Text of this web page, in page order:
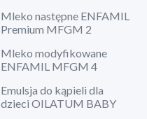
Mleko następne ENFAMIL
Premium MFGM 2
Mleko modyfikowane
ENFAMIL MFGM 4
Emulsja do kąpieli dla
dzieci OILATUM BABY